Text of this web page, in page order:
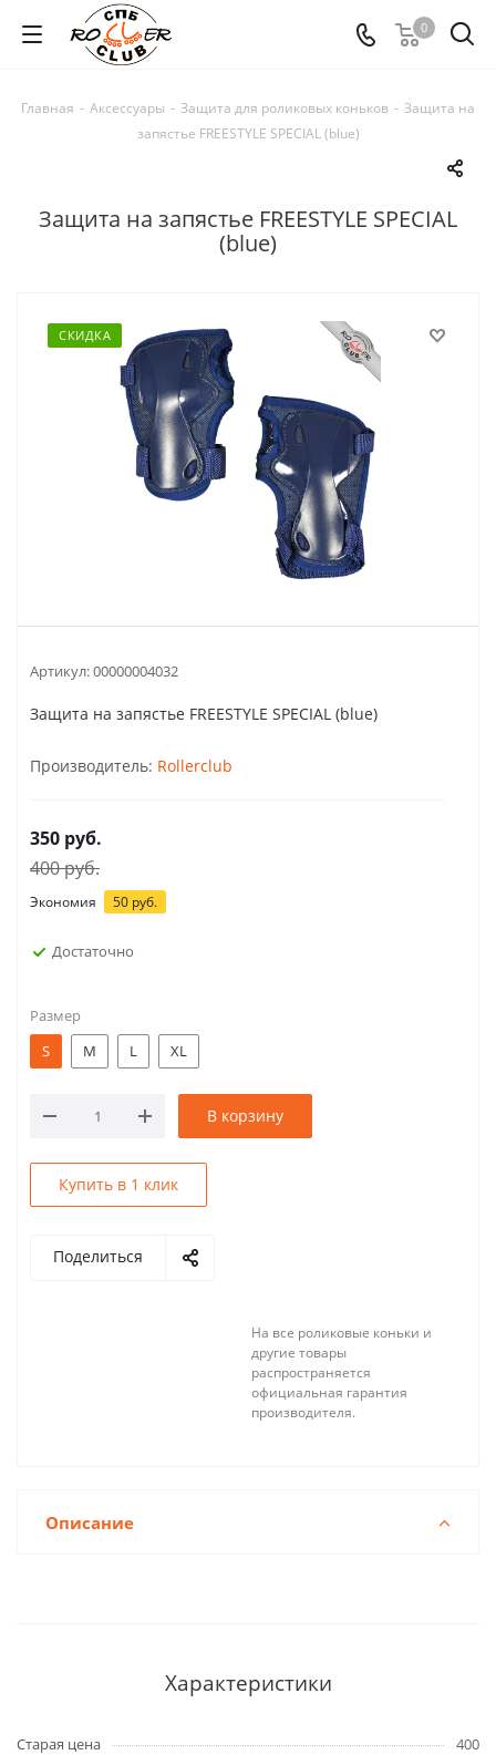
0
Главная - Аксессуары - Защита для роликовых коньков - Защита на
запястье FREESTYLE SPECIAL (blue)
Защита на запястье FREESTYLE SPECIAL
(blue)
СКИДКА
Артикул:00000004032
Защита на запястье FREESTYLE SPECIAL (blue)
Производитель: Rollerclub
350 руб.
400руб.
Экономия 50 руб.
Достаточно
Размер
S
M L XL
В корзину
Купить в 1 клик
Поделиться
На все роликовые коньки и
другие товары
распространяется
официальная гарантия
производителя.
Описание
Характеристики
Старая цена 400